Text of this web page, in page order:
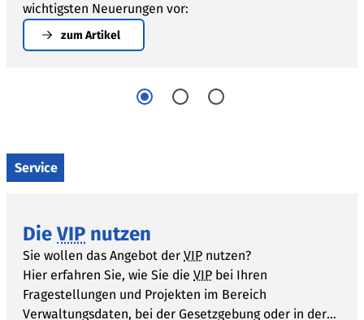
wichtigsten Neuerungen vor:
Das neue Website-Design ist die sichtbarste
Veränderung. Unsere neue Seite ist aufgeräumt
dem Desktop oder auf mobilen Geräten nutzen.
Die Suche bleibt als zentraler Einstieg zu den
erweitert. Ab sofort können Sie
Verwaltungsdatenbestände beispielsweise nach
Ressort oder hinsichtlich der verwendeten
Datenbanken und Schnittstellen filtern. So
gelangen Sie schnell und unkompliziert zu den
gesuchten Informationen.
Neue Datenfelder in den Registerprofilen
zum Artikel
Service
DieVIP nutzen
Sie wollen das Angebot der VIP nutzen?
Hier erfahren Sie, wie Sie die VIP bei Ihren
Fragestellungen und Projekten im Bereich
Verwaltungsdaten, bei der Gesetzgebung oder in der